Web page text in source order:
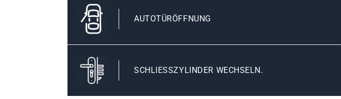
AUTOTÜRÖFFNUNG
SCHLIESSZYLINDER WECHSELN.